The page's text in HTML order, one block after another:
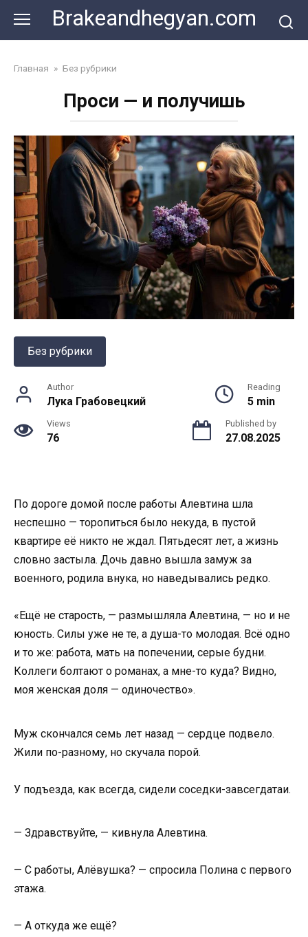
content
Brakeandhegyan.com
Главная » Без рубрики
Проси — и получишь
Без рубрики
Author
Лука Грабовецкий
Reading
5 min
Views
76
Published by
27.08.2025
По дороге домой после работы Алевтина шла
неспешно — торопиться было некуда, в пустой
квартире её никто не ждал. Пятьдесят лет, а жизнь
словно застыла. Дочь давно вышла замуж за
военного, родила внука, но наведывались редко.
«Ещё не старость, — размышляла Алевтина, — но и не
юность. Силы уже не те, а душа-то молодая. Всё одно
и то же: работа, мать на попечении, серые будни.
Коллеги болтают о романах, а мне-то куда? Видно,
моя женская доля — одиночество».
Муж скончался семь лет назад — сердце подвело.
Жили по-разному, но скучала порой.
У подъезда, как всегда, сидели соседки-завсегдатаи.
— Здравствуйте, — кивнула Алевтина.
— С работы, Алёвушка? — спросила Полина с первого
этажа.
— А откуда же ещё?